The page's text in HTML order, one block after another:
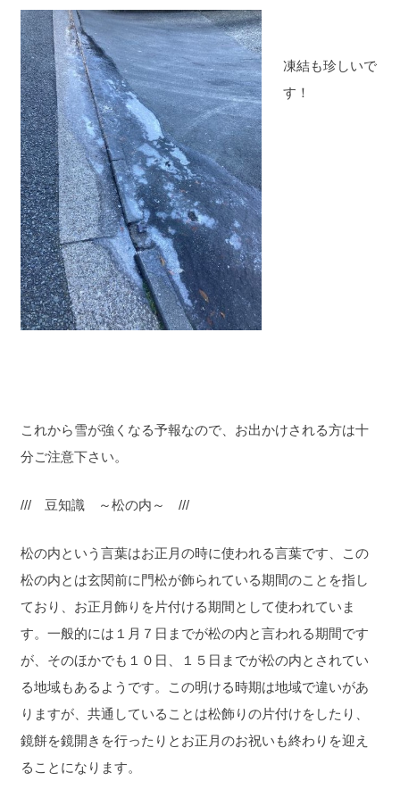
凍結も珍しいで
す！
これから雪が強くなる予報なので、お出かけされる方は十
分ご注意下さい。
/// 豆知識 ～松の内～ ///
松の内という言葉はお正月の時に使われる言葉です、この
松の内とは玄関前に門松が飾られている期間のことを指し
ており、お正月飾りを片付ける期間として使われていま
す。一般的には１月７日までが松の内と言われる期間です
が、そのほかでも１０日、１５日までが松の内とされてい
る地域もあるようです。この明ける時期は地域で違いがあ
りますが、共通していることは松飾りの片付けをしたり、
鏡餅を鏡開きを行ったりとお正月のお祝いも終わりを迎え
ることになります。